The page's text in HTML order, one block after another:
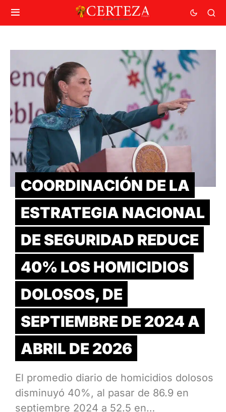
COORDINACIÓN DE LA
ESTRATEGIA NACIONAL
DE SEGURIDAD REDUCE
40% LOS HOMICIDIOS
DOLOSOS, DE
SEPTIEMBRE DE 2024 A
ABRIL DE 2026
El promedio diario de homicidios dolosos
disminuyó 40%, al pasar de 86.9 en
septiembre 2024 a 52.5 en…